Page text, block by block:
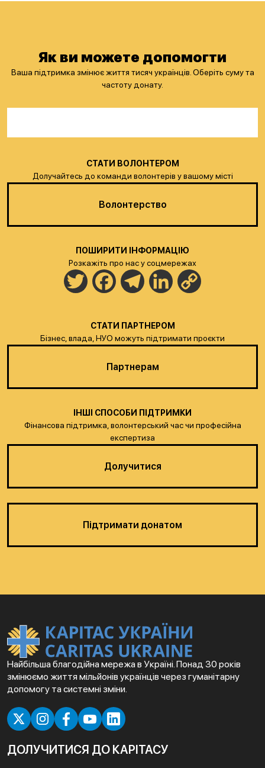
Як ви можете допомогти
Ваша підтримка змінює життя тисяч українців. Оберіть суму та
частоту донату.
СТАТИ ВОЛОНТЕРОМ
Долучайтесь до команди волонтерів у вашому місті
Волонтерство
ПОШИРИТИ ІНФОРМАЦІЮ
Розкажіть про нас у соцмережах
Twitter FacebookTelegramLinkedIn
СТАТИ ПАРТНЕРОМ
Бізнес, влада, НУО можуть підтримати проєкти
Партнерам
ІНШІ СПОСОБИ ПІДТРИМКИ
Фінансова підтримка, волонтерський час чи професійна
експертиза
Долучитися
Підтримати донатом
Найбільша благодійна мережа в Україні. Понад 30 років
змінюємо життя мільйонів українців через гуманітарну
допомогу та системні зміни.
ДОЛУЧИТИСЯ ДО КАРІТАСУ